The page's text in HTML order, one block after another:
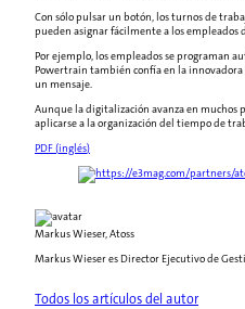
Con sólo pulsar un botón, los turnos de
pueden asignar fácilmente a los
Por ejemplo, los empleados se programan
Powertrain también confía en la innovadora
un mensaje.
Aunque la digitalización avanza en muchos
aplicarse a la organización del tiempo de
PDF (inglés)
Markus Wieser, Atoss
Markus Wieser es Director Ejecutivo de
Todos los artículos del autor